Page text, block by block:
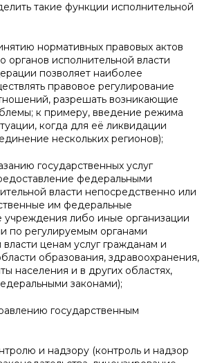
такие функции исполнительной
нормативных правовых актов
органов исполнительной власти
позволяет наиболее
правовое регулирование
разрешать возникающие
к примеру, введение режима
когда для её ликвидации
нескольких регионов);
государственных услуг
федеральными
власти непосредственно или
им федеральные
учреждения либо иные организации
по регулируемым органами
ценам услуг гражданам и
образования, здравоохранения,
населения и в других областях,
законами);
государственным
и надзору (контроль и надзор